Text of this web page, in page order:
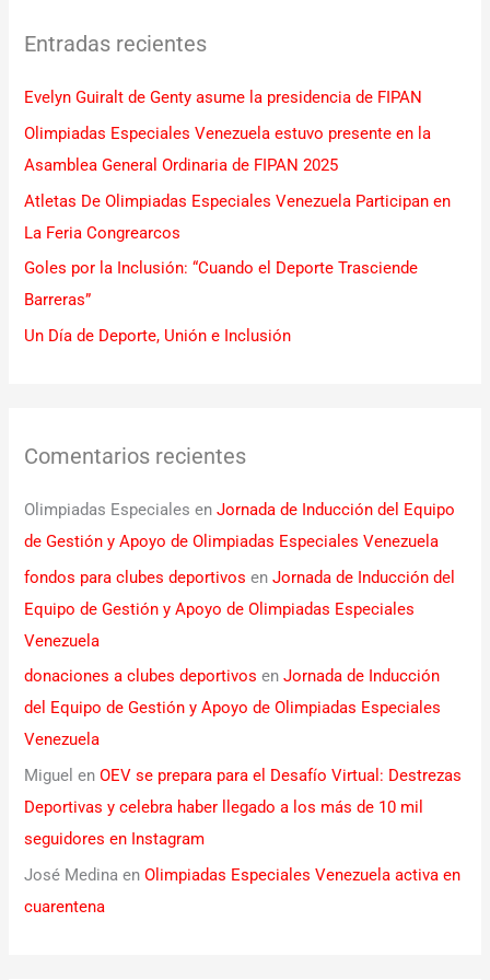
a
p
o
r
:
Entradas recientes
Evelyn Guiralt de Genty asume la presidencia de FIPAN
Olimpiadas Especiales Venezuela estuvo presente en la
Asamblea General Ordinaria de FIPAN 2025
Atletas De Olimpiadas Especiales Venezuela Participan en
La Feria Congrearcos
Goles por la Inclusión: “Cuando el Deporte Trasciende
Barreras”
Un Día de Deporte, Unión e Inclusión
Comentarios recientes
Olimpiadas Especiales enJornada de Inducción del Equipo
de Gestión y Apoyo de Olimpiadas Especiales Venezuela
fondos para clubes deportivos enJornada de Inducción del
Equipo de Gestión y Apoyo de Olimpiadas Especiales
Venezuela
donaciones a clubes deportivos enJornada de Inducción
del Equipo de Gestión y Apoyo de Olimpiadas Especiales
Venezuela
Miguel enOEV se prepara para el Desafío Virtual: Destrezas
Deportivas y celebra haber llegado a los más de 10 mil
seguidores en Instagram
José Medina enOlimpiadas Especiales Venezuela activa en
cuarentena